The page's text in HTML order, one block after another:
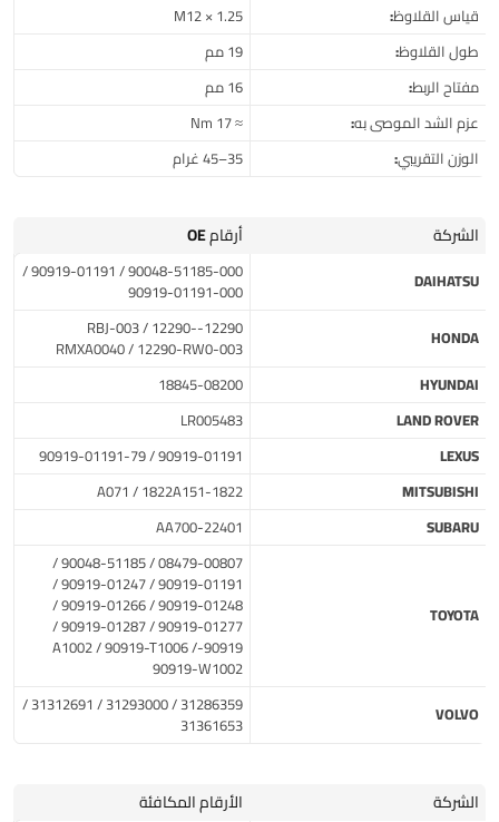
قياس القلاوظ:
M12 × 1.25
طول القلاوظ:
19 مم
مفتاح الربط:
16 مم
عزم الشد الموصى به:
≈ 17 Nm
الوزن التقريبي:
35–45 غرام
الشركة أرقام OE
DAIHATSU
90048-51185-000 / 90919-01191 /
90919-01191-000
HONDA
12290-RBJ-003 / 12290-
RMXA0040 / 12290-RW0-003
HYUNDAI
18845-08200
LAND ROVER
LR005483
LEXUS
90919-01191 / 90919-01191-79
MITSUBISHI
1822-A071 / 1822A151
SUBARU
22401-AA700
TOYOTA
08479-00807 / 90048-51185 /
90919-01191 / 90919-01247 /
90919-01248 / 90919-01266 /
90919-01277 / 90919-01287 /
90919-A1002 / 90919-T1006 /
90919-W1002
VOLVO
31286359 / 31293000 / 31312691 /
31361653
الشركة الأرقام المكافئة